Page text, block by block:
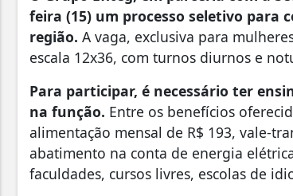
feira (15) um processo seletivo para
região. A vaga, exclusiva para
escala 12x36, com turnos diurnos e
Para participar, é necessário ter
na função. Entre os benefícios
alimentação mensal de R$ 193, vale-
abatimento na conta de energia
faculdades, cursos livres, escolas de